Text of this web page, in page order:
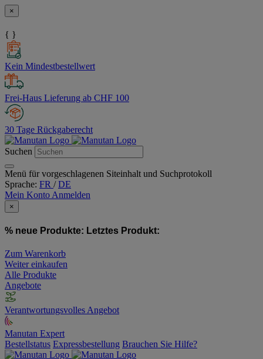
×
{ }
Kein Mindestbestellwert
Frei-Haus Lieferung ab CHF 100
30 Tage Rückgaberecht
Suchen
Menü für vorgeschlagenen Siteinhalt und Suchprotokoll
Sprache: FR /DE
Mein Konto Anmelden
×
% neue Produkte: Letztes Produkt:
Zum Warenkorb
Weiter einkaufen
Alle Produkte
Angebote
Verantwortungsvolles Angebot
Manutan Expert
Bestellstatus Expressbestellung Brauchen Sie Hilfe?